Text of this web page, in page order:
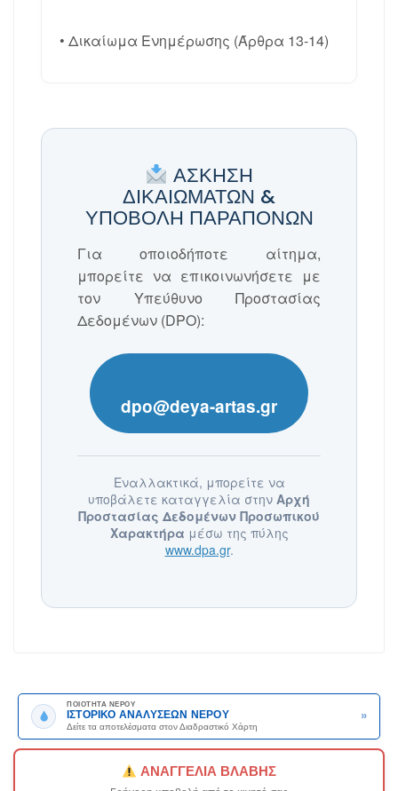
• Δικαίωμα Ενημέρωσης (Άρθρα 13-14)
ΆΣΚΗΣΗ
ΔΙΚΑΙΩΜΆΤΩΝ &
ΥΠΟΒΟΛΉ ΠΑΡΑΠΌΝΩΝ
Για οποιοδήποτε αίτημα,
μπορείτε να επικοινωνήσετε με
τον Υπεύθυνο Προστασίας
Δεδομένων (DPO):
dpo@deya-artas.gr
Εναλλακτικά, μπορείτε να
υποβάλετε καταγγελία στην Αρχή
Προστασίας Δεδομένων Προσωπικού
Χαρακτήρα μέσω της πύλης
www.dpa.gr.
ΠΟΙΟΤΗΤΑ ΝΕΡΟΥ
ΙΣΤΟΡΙΚΟ ΑΝΑΛΥΣΕΩΝ ΝΕΡΟΥ
Δείτε τα αποτελέσματα στον Διαδραστικό Χάρτη
»
ΑΝΑΓΓΕΛΙΑ ΒΛΑΒΗΣ